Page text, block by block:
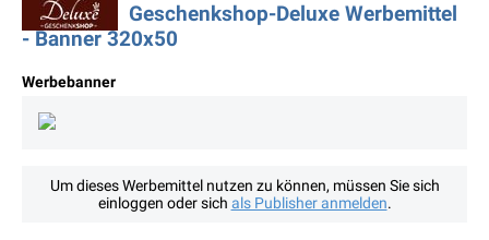
Geschenkshop-Deluxe Werbemittel
- Banner 320x50
Werbebanner
Um dieses Werbemittel nutzen zu können, müssen Sie sich
einloggen oder sich als Publisher anmelden.